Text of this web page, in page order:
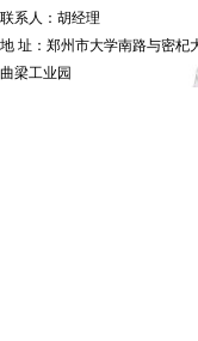
联系人：胡经理
地 址：郑州市大学南路与密杞
曲梁工业园